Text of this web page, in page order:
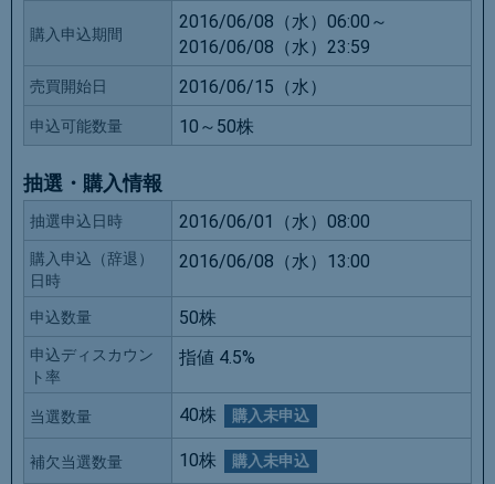
購入申込期間
2016/06/08（水）06:00～
2016/06/08（水）23:59
売買開始日 2016/06/15（水）
申込可能数量 10～50株
抽選・購入情報
抽選申込日時 2016/06/01（水）08:00
購入申込（辞退）
日時
2016/06/08（水）13:00
申込数量 50株
申込ディスカウン
ト率
指値 4.5%
当選数量 40株 購入未申込
補欠当選数量 10株 購入未申込